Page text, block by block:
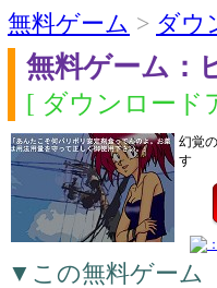
無料ゲーム > ダウ
無料ゲーム：
[ ダウンロード
幻覚
す
▼この無料ゲーム